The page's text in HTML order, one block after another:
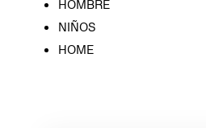
HOMBRE
NIÑOS
HOME